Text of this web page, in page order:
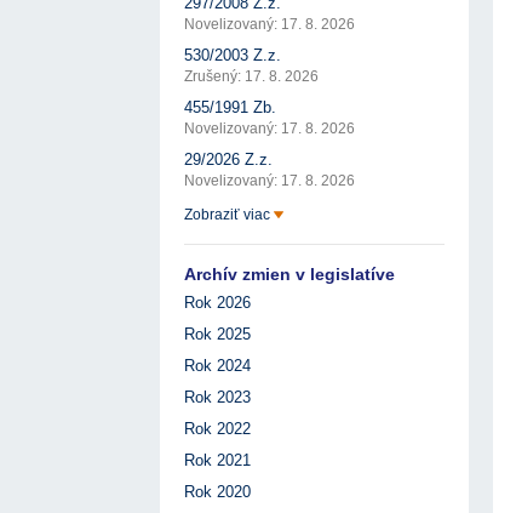
Novelizovaný: 17. 8. 2026
530/2003 Z.z.
Zrušený: 17. 8. 2026
455/1991 Zb.
Novelizovaný: 17. 8. 2026
29/2026 Z.z.
Novelizovaný: 17. 8. 2026
Zobraziť viac
Archív zmien v legislatíve
Rok 2026
Rok 2025
Rok 2024
Rok 2023
Rok 2022
Rok 2021
Rok 2020